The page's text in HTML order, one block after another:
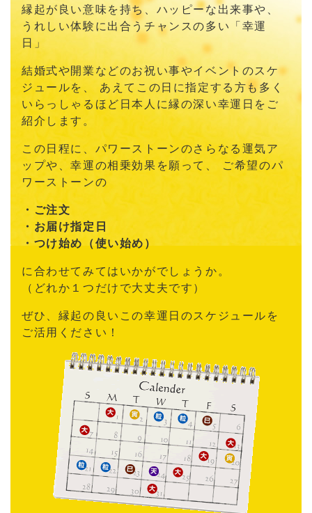
縁起が良い意味を持ち、ハッピーな出来事や、
うれしい体験に出合うチャンスの多い「幸運
日」
結婚式や開業などのお祝い事やイベントのスケ
ジュールを、
あえてこの日に指定する方も多く
いらっしゃるほど 日本人に縁の深い幸運日をご
紹介します。
この日程に、パワーストーンのさらなる運気ア
ップや、幸運の相乗効果を願って、
ご希望のパ
ワーストーンの
・ご注文
・お届け指定日
・つけ始め（使い始め）
に合わせてみてはいかがでしょうか。
（どれか１つだけで大丈夫です）
ぜひ、縁起の良いこの幸運日のスケジュールを
ご活用ください！